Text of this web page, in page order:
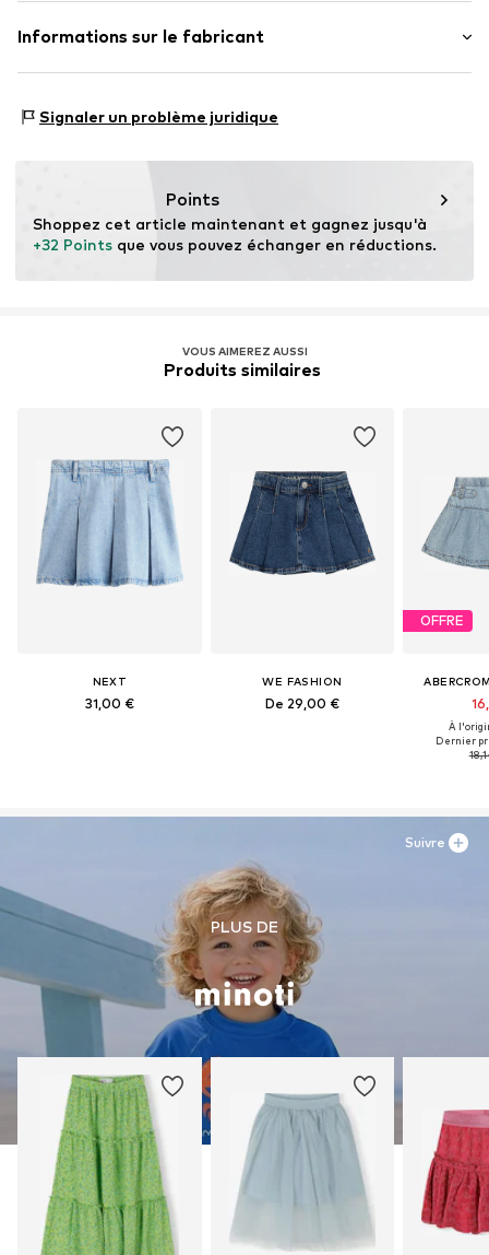
Fermeture à bouton
Matériau : 100% Coton
Informations sur le fabricant
03-844 Warsaw
Signaler un problème juridique
Points
+32 Points que vous pouvez échanger en réductions.
VOUS AIMEREZ AUSSI
Produits similaires
NEXT
31,00 €
WE FASHION
De 29,00 €
OFFRE
À
Dernier
PLUS DE
Suivre